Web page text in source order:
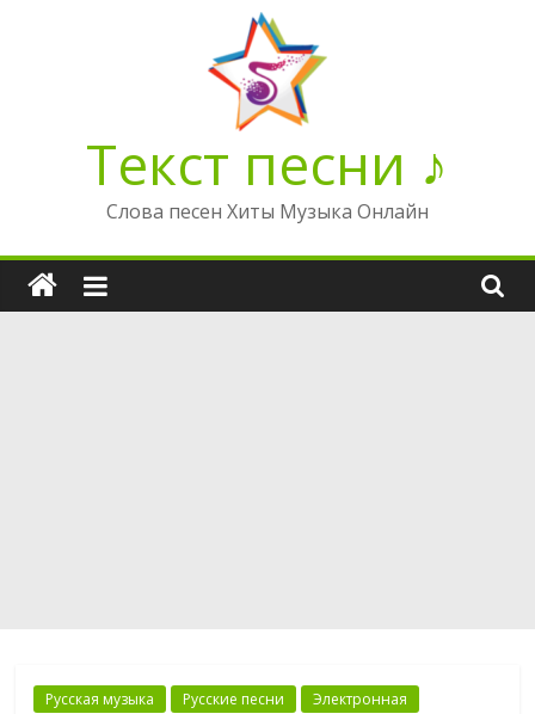
Текст песни ♪
Слова песен Хиты Музыка Онлайн
Русская музыка Русские песни Электронная